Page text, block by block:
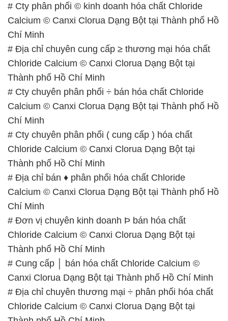
# Cty phân phối © kinh doanh hóa chất Chloride
Calcium © Canxi Clorua Dạng Bột tại Thành phố Hồ
Chí Minh
# Địa chỉ chuyên cung cấp ≥ thương mại hóa chất
Chloride Calcium © Canxi Clorua Dạng Bột tại
Thành phố Hồ Chí Minh
# Cty chuyên phân phối ÷ bán hóa chất Chloride
Calcium © Canxi Clorua Dạng Bột tại Thành phố Hồ
Chí Minh
# Cty chuyên phân phối ( cung cấp ) hóa chất
Chloride Calcium © Canxi Clorua Dạng Bột tại
Thành phố Hồ Chí Minh
# Địa chỉ bán ♦ phân phối hóa chất Chloride
Calcium © Canxi Clorua Dạng Bột tại Thành phố Hồ
Chí Minh
# Đơn vị chuyên kinh doanh Þ bán hóa chất
Chloride Calcium © Canxi Clorua Dạng Bột tại
Thành phố Hồ Chí Minh
# Cung cấp │ bán hóa chất Chloride Calcium ©
Canxi Clorua Dạng Bột tại Thành phố Hồ Chí Minh
# Địa chỉ chuyên thương mại ÷ phân phối hóa chất
Chloride Calcium © Canxi Clorua Dạng Bột tại